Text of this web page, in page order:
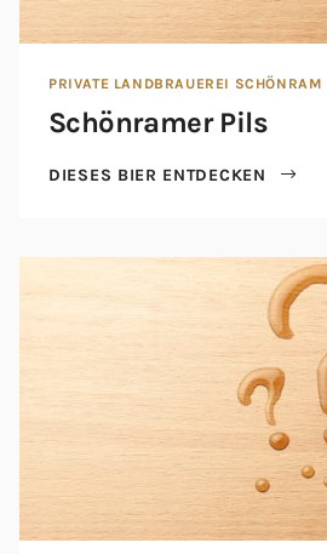
PRIVATE LANDBRAUEREI SCHÖNRAM
Schönramer Pils
DIESES BIER ENTDECKEN